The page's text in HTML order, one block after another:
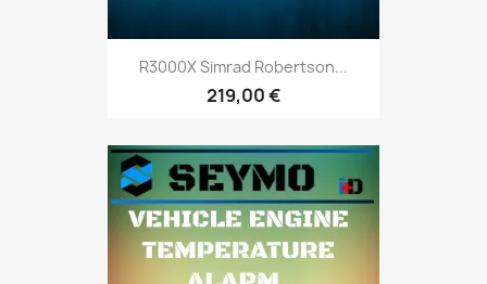
R3000X Simrad Robertson...
219,00 €